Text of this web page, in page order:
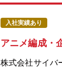
入社実績あり
アニメ編成・
株式会社サイバ